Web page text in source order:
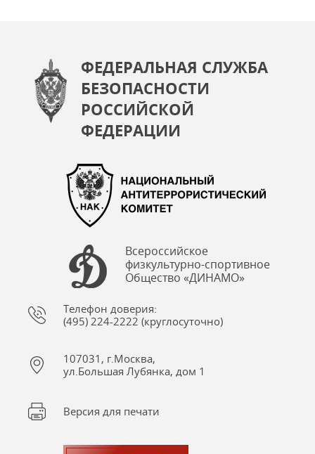
ФЕДЕРАЛЬНАЯ СЛУЖБА
БЕЗОПАСНОСТИ
РОССИЙСКОЙ
ФЕДЕРАЦИИ
Всероссийское
физкультурно-спортивное
Общество «ДИНАМО»
Телефон доверия:
(495) 224-2222 (круглосуточно)
107031, г.Москва,
ул.Большая Лубянка, дом 1
Версия для печати